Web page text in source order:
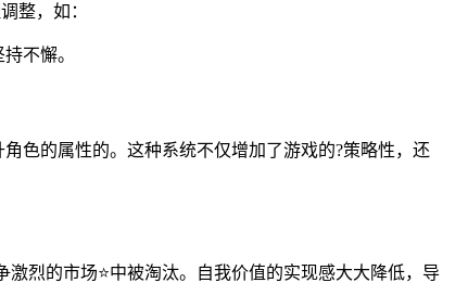
整，如：
不懈。
色的属性的。这种系统不仅增加了游戏的?策略性，还
烈的市场⭐中被淘汰。自我价值的实现感大大降低，导